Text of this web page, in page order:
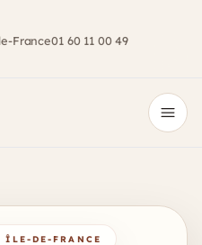
France01 60 11 00 49
ÎLE-DE-FRANCE